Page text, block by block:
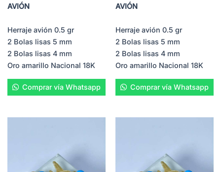
AVIÓN
Herraje avión 0.5 gr
2 Bolas lisas 5 mm
2 Bolas lisas 4 mm
Oro amarillo Nacional 18K
Comprar vía Whatsapp
AVIÓN
Herraje avión 0.5 gr
2 Bolas lisas 5 mm
2 Bolas lisas 4 mm
Oro amarillo Nacional 18K
Comprar vía Whatsapp